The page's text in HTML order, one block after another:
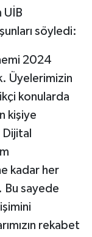
UİB
söyledi:
2024
Üyelerimizin
konularda
kişiye
kadar her
Bu sayede
rekabet